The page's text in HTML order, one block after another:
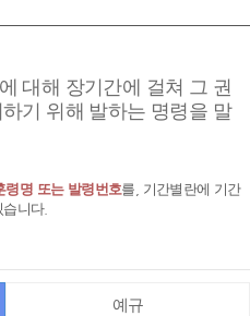
대해 장기간에 걸쳐 그 권
기 위해 발하는 명령을 말
령명 또는 발령번호를, 기간별란에 기간
니다.
예규